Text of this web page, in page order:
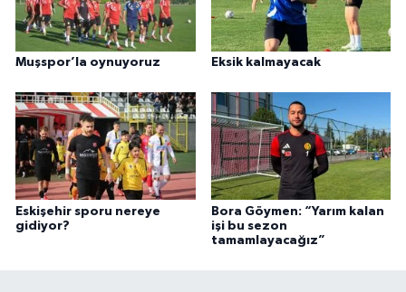
Muşspor’la oynuyoruz Eksik kalmayacak
Eskişehir sporu nereye
gidiyor?
Bora Göymen: “Yarım kalan
işi bu sezon
tamamlayacağız”